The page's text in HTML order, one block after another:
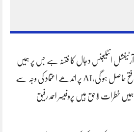
آرٹیفشل انٹلیجنس دجال کا فتنہ ہے جس پر ہمیں
فتح حاصل ہو گی،AI پر اندھے اعتماد کی وجہ سے
ہمیں خطرات لاحق ہیں پروفیسر احمد رفیق